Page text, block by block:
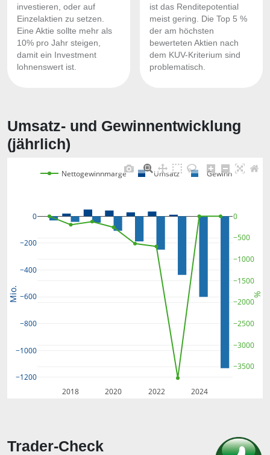
investieren, oder auf
Einzelaktien zu setzen.
Eine Aktie sollte mehr als
10% pro Jahr steigen,
damit ein Investment
lohnenswert ist.
ist das Renditepotential
meist gering. Die Top 5 %
der am höchsten
bewerteten Aktien nach
dem KUV-Kriterium sind
problematisch.
Umsatz- und Gewinnentwicklung
(jährlich)
2018 2020 2022 2024
−1200
−1000
−800
−600
−400
−200
0
−3500
−3000
−2500
−2000
−1500
−1000
−500
0
Nettogewinnmarge Umsatz Gewinn
Mio. %
Trader-Check